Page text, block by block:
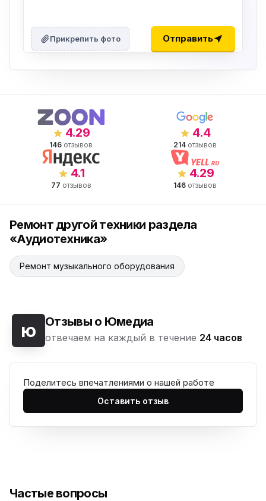
Прикрепить фото Отправить
4.29
146 отзывов
4.4
214 отзывов
4.1
77 отзывов
4.29
146 отзывов
Ремонт другой техники раздела
«Аудиотехника»
Ремонт музыкального оборудования
ю Отзывы о Юмедиа
отвечаем на каждый в течение 24 часов
Поделитесь впечатлениями о нашей работе
Оставить отзыв
Частые вопросы